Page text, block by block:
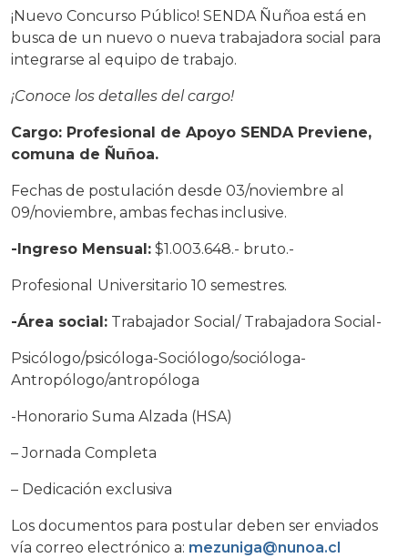
¡Nuevo Concurso Público! SENDA Ñuñoa está en
busca de un nuevo o nueva trabajadora social para
integrarse al equipo de trabajo.
¡Conoce los detalles del cargo!
Cargo: Profesional de Apoyo SENDA Previene,
comuna de Ñuñoa.
Fechas de postulación desde 03/noviembre al
09/noviembre, ambas fechas inclusive.
-Ingreso Mensual: $1.003.648.- bruto.-
Profesional Universitario 10 semestres.
-Área social: Trabajador Social/ Trabajadora Social-
Psicólogo/psicóloga-Sociólogo/socióloga-
Antropólogo/antropóloga
-Honorario Suma Alzada (HSA)
– Jornada Completa
– Dedicación exclusiva
Los documentos para postular deben ser enviados
vía correo electrónico a: mezuniga@nunoa.cl